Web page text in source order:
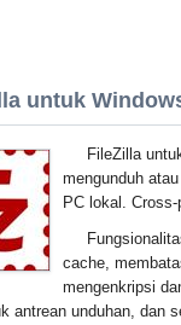
untuk
FileZilla
mengunduh
PC lokal.
cache,
mengenkripsi
antrean unduhan, dan